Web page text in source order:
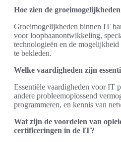
Hoe zien de
Groeimogelijkheden binnen IT
voor loopbaanontwikkeling,
technologieën en de
te bekleden.
Welke vaardigheden zijn
Essentiële vaardigheden voor IT
andere probleemoplossend
programmeren, en kennis van
Wat zijn de voordelen van
certificeringen in de IT?